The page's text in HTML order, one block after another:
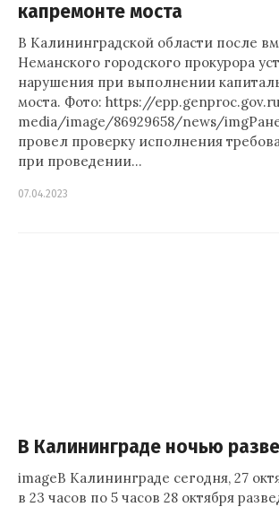
капремонте моста
В Калининградской области после
Неманского городского прокурора
нарушения при выполнении
моста. Фото: https://
media/image/86929658/news/
провел проверку исполнения
при проведении…
07.04.2023
В Калининграде ночью
imageВ Калининграде сегодня, 27
в 23 часов по 5 часов 28 октября